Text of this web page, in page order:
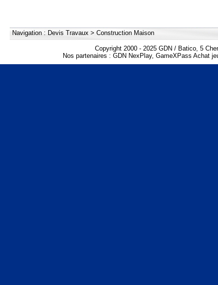
Navigation : Devis Travaux > Construction Maison
Copyright 2000 - 2025 GDN / Batico, 5
Nos partenaires : GDN NexPlay, GameXPass Achat